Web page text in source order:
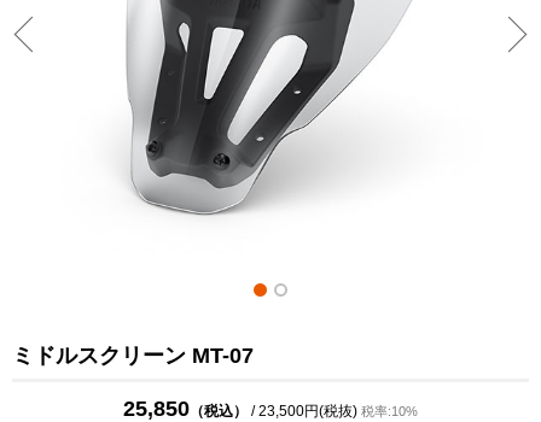
ミドルスクリーン MT-07
25,850 （税込） / 23,500円(税抜) 税率:10%